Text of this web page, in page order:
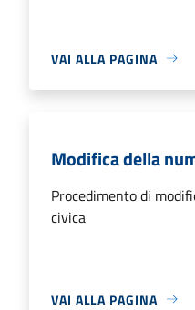
VAI ALLA PAGINA
Modifica della
Procedimento di
civica
VAI ALLA PAGINA